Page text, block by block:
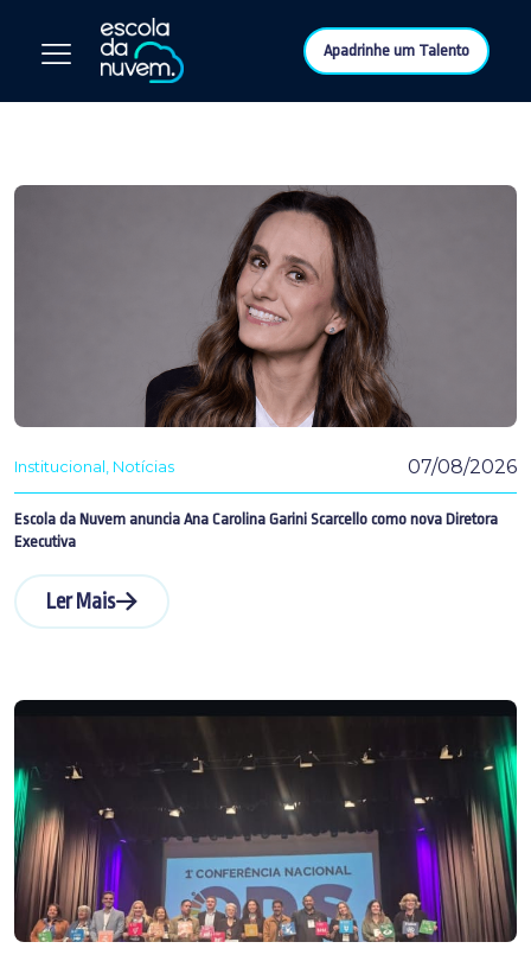
Apadrinhe um Talento
Institucional Notícias 07/08/2026
Escola da Nuvem anuncia Ana Carolina Garini Scarcello como nova Diretora
Executiva
Ler Mais